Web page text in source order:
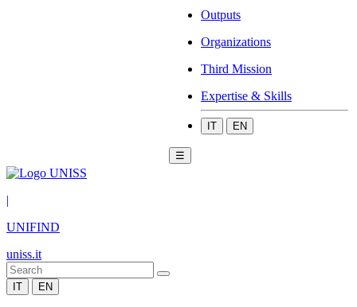
Outputs
Organizations
Third Mission
Expertise & Skills
IT EN
☰
|
UNIFIND
uniss.it
IT EN